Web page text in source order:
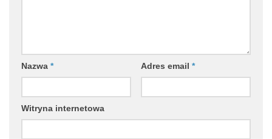
Nazwa * Adres email *
Witryna internetowa